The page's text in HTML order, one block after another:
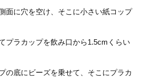
面に穴を空け、そこに小さい紙コップ
プラカップを飲み口から1.5cmくらい
の底にビーズを乗せて、そこにプラカ